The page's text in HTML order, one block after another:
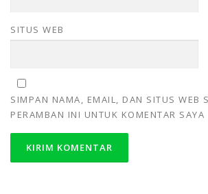
SITUS WEB
SIMPAN NAMA, EMAIL, DAN SITUS WEB
PERAMBAN INI UNTUK KOMENTAR SAYA